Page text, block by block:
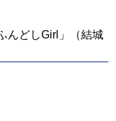
んどしGirl」（結城